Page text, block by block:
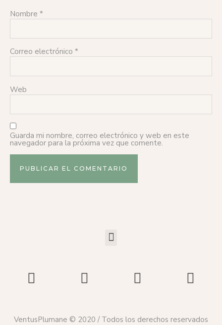
Nombre *
Correo electrónico *
Web
Guarda mi nombre, correo electrónico y web en este
navegador para la próxima vez que comente.
VentusPlumane © 2020 / Todos los derechos reservados